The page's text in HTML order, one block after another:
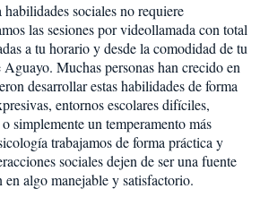
sociales no requiere
las sesiones por videollamada con total
a tu horario y desde la comodidad de tu
Muchas personas han crecido en
desarrollar estas habilidades de forma
entornos escolares difíciles,
simplemente un temperamento más
trabajamos de forma práctica y
sociales dejen de ser una fuente
en algo manejable y satisfactorio.